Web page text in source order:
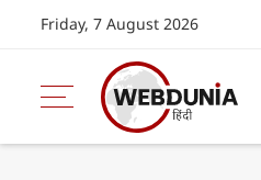
Friday, 7 August 2026